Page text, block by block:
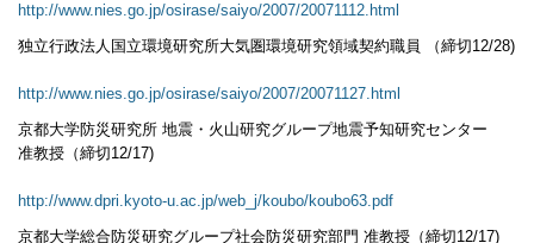
http://www.nies.go.jp/osirase/saiyo/2007/20071112.html
独立行政法人国立環境研究所大気圏環境研究領域契約職員 （締切12/28)
http://www.nies.go.jp/osirase/saiyo/2007/20071127.html
京都大学防災研究所 地震・火山研究グループ地震予知研究センター
准教授（締切12/17)
http://www.dpri.kyoto-u.ac.jp/web_j/koubo/koubo63.pdf
京都大学総合防災研究グループ社会防災研究部門 准教授（締切12/17)